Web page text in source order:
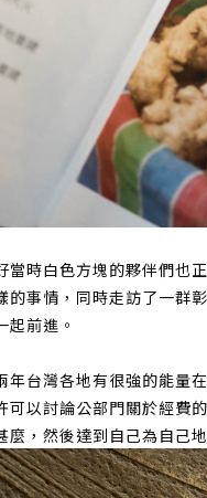
當時白色方塊的夥伴們也
的事情，同時走訪了一群
起前進。
年台灣各地有很強的能量
可以討論公部門關於經費
麼，然後達到自己為自己